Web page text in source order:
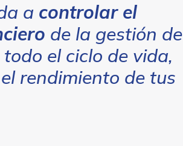
a controlar el
de la gestión de
el ciclo de vida,
rendimiento de tus